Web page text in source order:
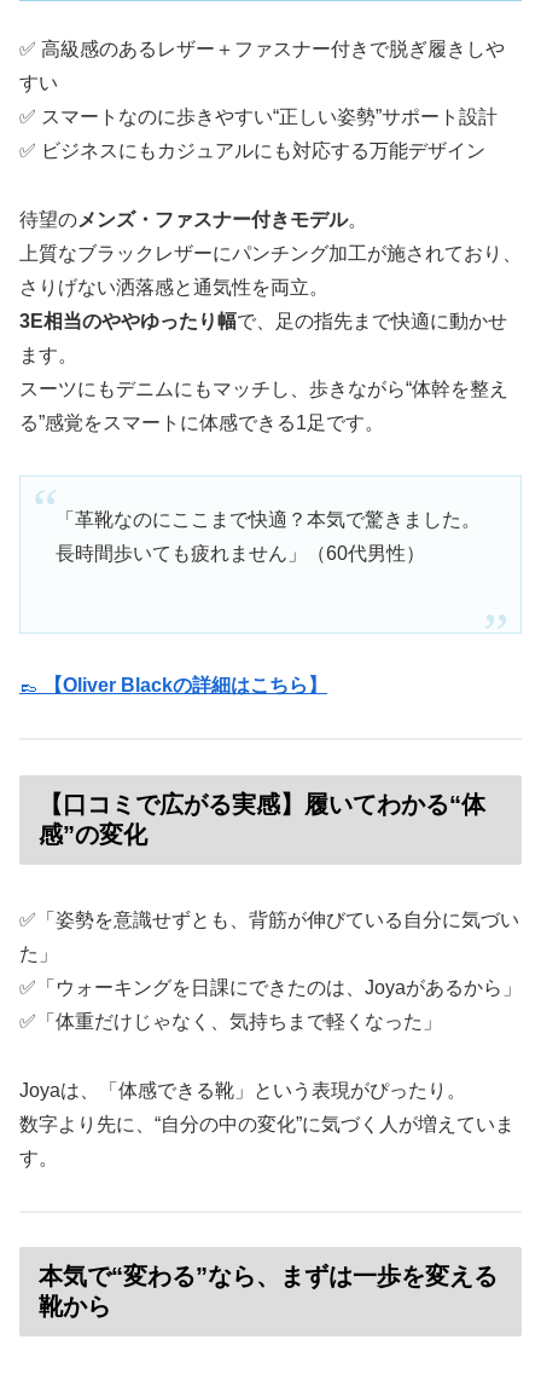
✅ 高級感のあるレザー＋ファスナー付きで脱ぎ履きしや
すい
✅ スマートなのに歩きやすい“正しい姿勢”サポート設計
✅ ビジネスにもカジュアルにも対応する万能デザイン
待望のメンズ・ファスナー付きモデル。
上質なブラックレザーにパンチング加工が施されており、
さりげない洒落感と通気性を両立。
3E相当のややゆったり幅で、足の指先まで快適に動かせ
ます。
スーツにもデニムにもマッチし、歩きながら“体幹を整え
る”感覚をスマートに体感できる1足です。
「革靴なのにここまで快適？本気で驚きました。
長時間歩いても疲れません」（60代男性）
👞 【Oliver Blackの詳細はこちら】
【口コミで広がる実感】履いてわかる“体
感”の変化
✅「姿勢を意識せずとも、背筋が伸びている自分に気づい
た」
✅「ウォーキングを日課にできたのは、Joyaがあるから」
✅「体重だけじゃなく、気持ちまで軽くなった」
Joyaは、「体感できる靴」という表現がぴったり。
数字より先に、“自分の中の変化”に気づく人が増えていま
す。
本気で“変わる”なら、まずは一歩を変える
靴から